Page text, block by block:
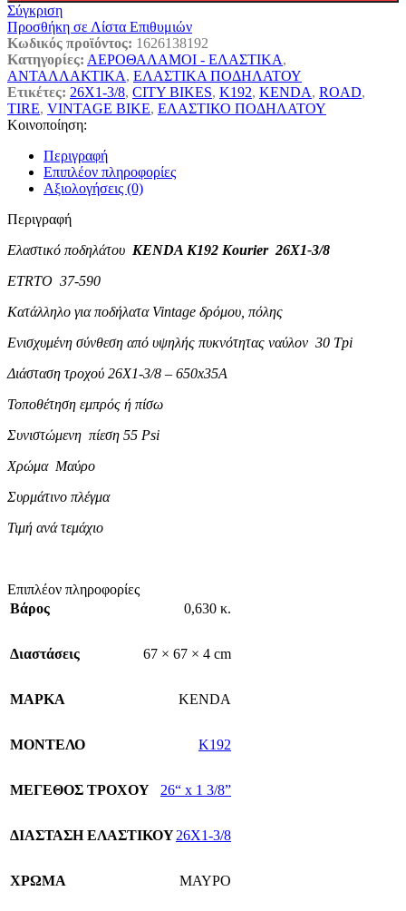
Σύγκριση
Προσθήκη σε Λίστα Επιθυμιών
Κωδικός προϊόντος: 1626138192
Κατηγορίες: ΑΕΡΟΘΑΛΑΜΟΙ - ΕΛΑΣΤΙΚΑ,
ΑΝΤΑΛΛΑΚΤΙΚΑ, ΕΛΑΣΤΙΚΑ ΠΟΔΗΛΑΤΟΥ
Ετικέτες: 26X1-3/8, CITY BIKES, K192, KENDA, ROAD,
TIRE, VINTAGE BIKE, ΕΛΑΣΤΙΚΟ ΠΟΔΗΛΑΤΟΥ
Κοινοποίηση:
Περιγραφή
Επιπλέον πληροφορίες
Αξιολογήσεις (0)
Περιγραφή
Ελαστικό ποδηλάτου KENDA K192 Kourier 26X1-3/8
ETRTO 37-590
Κατάλληλο για ποδήλατα Vintage δρόμου, πόλης
Ενισχυμένη σύνθεση από υψηλής πυκνότητας ναύλον 30 Tpi
Διάσταση τροχού 26X1-3/8 – 650x35A
Τοποθέτηση εμπρός ή πίσω
Συνιστώμενη πίεση 55 Psi
Χρώμα Μαύρο
Συρμάτινο πλέγμα
Τιμή ανά τεμάχιο
Επιπλέον πληροφορίες
Βάρος
0,630 κ.
Διαστάσεις 67 × 67 × 4 cm
ΜΑΡΚΑ KENDA
ΜΟΝΤΕΛΟ K192
ΜΕΓΕΘΟΣ ΤΡΟΧΟΥ 26“ x 1 3/8”
ΔΙΑΣΤΑΣΗ ΕΛΑΣΤΙΚΟΥ26X1-3/8
ΧΡΩΜΑ ΜΑΥΡΟ